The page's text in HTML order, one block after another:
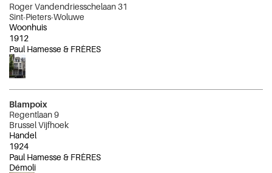
Roger Vandendriesschelaan 31
Sint-Pieters-Woluwe
Woonhuis
1912
Paul Hamesse & FRÈRES
Blampoix
Regentlaan 9
Brussel Vijfhoek
Handel
1924
Paul Hamesse & FRÈRES
Démoli